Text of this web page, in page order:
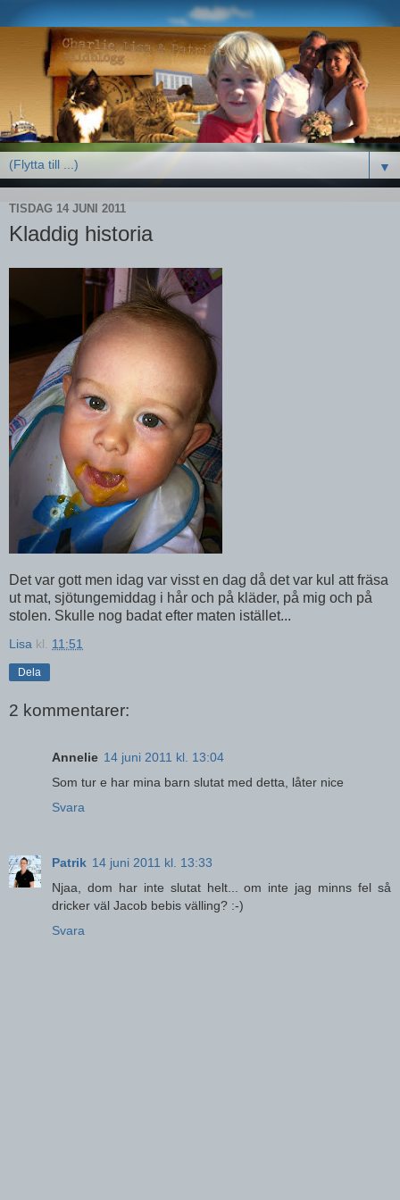
▼
TISDAG 14 JUNI 2011
Kladdig historia
Det var gott men idag var visst en dag då det var kul att fräsa
ut mat, sjötungemiddag i hår och på kläder, på mig och på
stolen. Skulle nog badat efter maten istället...
Lisa kl. 11:51
Dela
2 kommentarer:
Annelie 14 juni 2011 kl. 13:04
Som tur e har mina barn slutat med detta, låter nice
Svara
Patrik 14 juni 2011 kl. 13:33
Njaa, dom har inte slutat helt... om inte jag minns fel så
dricker väl Jacob bebis välling? :-)
Svara